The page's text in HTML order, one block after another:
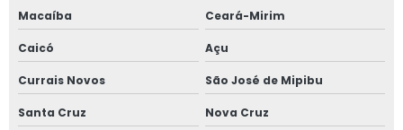
Macaíba Ceará-Mirim
Caicó Açu
Currais Novos São José de Mipibu
Santa Cruz Nova Cruz